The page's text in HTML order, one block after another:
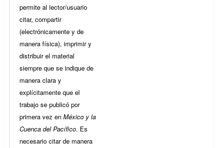
permite al lector/usuario
citar, compartir
(electrónicamente y de
manera física), imprimir y
distribuir el material
siempre que se indique de
manera clara y
explícitamente que el
trabajo se publicó por
primera vez en México y la
Cuenca del Pacífico. Es
necesario citar de manera